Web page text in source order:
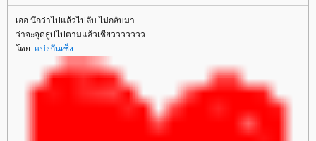
เออ นึกว่าไปแล้วไปลับ ไม่กลับมา
ว่าจะจุดธูปไปตามแล้วเชียววววววว
โดย: แบ่งกันเซ็ง